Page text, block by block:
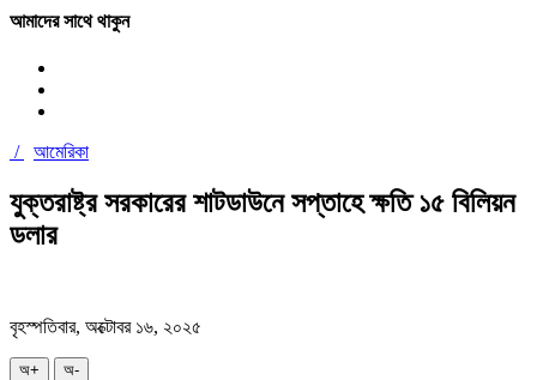
আমাদের সাথে থাকুন
/ আমেরিকা
যুক্তরাষ্ট্র সরকারের শাটডাউনে সপ্তাহে ক্ষতি ১৫ বিলিয়ন
ডলার
বৃহস্পতিবার, অক্টোবর ১৬, ২০২৫
অ+ অ-